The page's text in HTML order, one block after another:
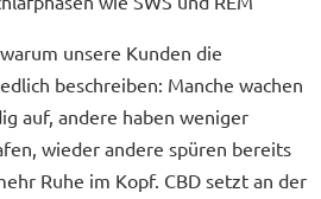
unsere Kunden die
beschreiben: Manche wachen
auf, andere haben weniger
wieder andere spüren bereits
Ruhe im Kopf. CBD setzt an der